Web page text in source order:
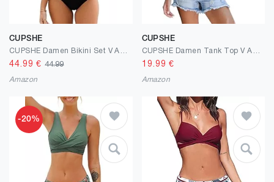
CUPSHE
44.99 €44.99
Amazon
CUPSHE
19.99 €
Amazon
-20%